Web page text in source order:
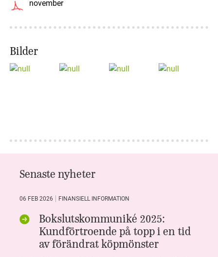
november
Bilder
Senaste nyheter
06 FEB 2026 FINANSIELL INFORMATION
Bokslutskommuniké 2025:
Kundförtroende på topp i en tid
av förändrat köpmönster